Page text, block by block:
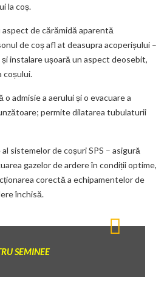
la coș.
de cărămidă aparentă
de coș afl at deasupra acoperișului –
instalare ușoară un aspect deosebit,
coșului.
admisie a aerului și o evacuare a
permite dilatarea tubulaturii
sistemelor de coșuri SPS – asigură
gazelor de ardere în condiții optime,
corectă a echipamentelor de
închisă.
SEMINEE